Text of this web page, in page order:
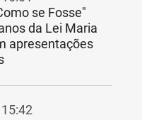
se Fosse"
da Lei Maria
apresentações